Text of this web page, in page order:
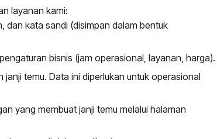
layanan kami:
dan kata sandi (disimpan dalam bentuk
bisnis (jam operasional, layanan, harga).
temu. Data ini diperlukan untuk operasional
yang membuat janji temu melalui halaman